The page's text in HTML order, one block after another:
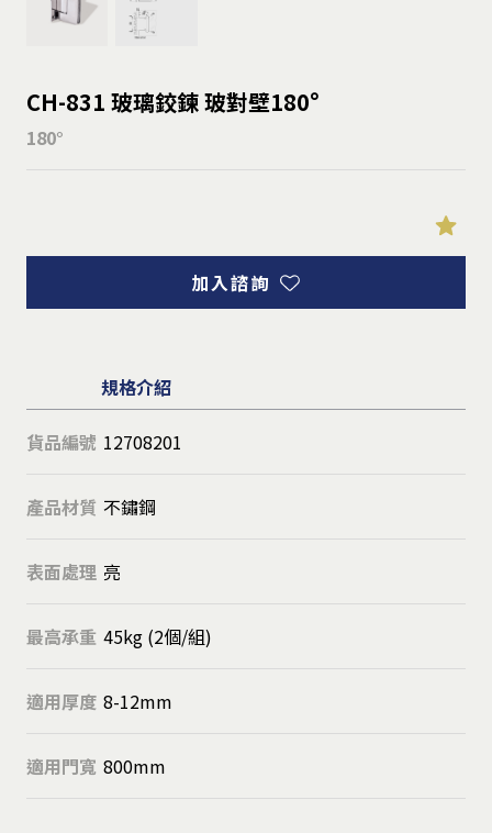
CH-831 玻璃鉸鍊 玻對壁180°
180°
加入諮詢
規格介紹
貨品編號 12708201
產品材質 不鏽鋼
表面處理 亮
最高承重 45kg (2個/組)
適用厚度 8-12mm
適用門寬 800mm